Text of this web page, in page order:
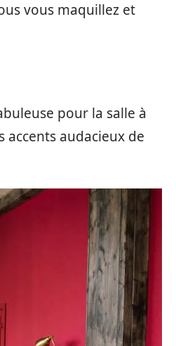
vous maquillez et
pour la salle à
audacieux de